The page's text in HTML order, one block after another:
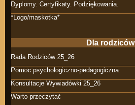
Dyplomy. Certyfikaty. Podziękowania.
*Logo/maskotka*
Dla rodziców
Rada Rodziców 25_26
Pomoc psychologiczno-pedagogiczna.
Konsultacje Wywiadówki 25_26
Warto przeczytać